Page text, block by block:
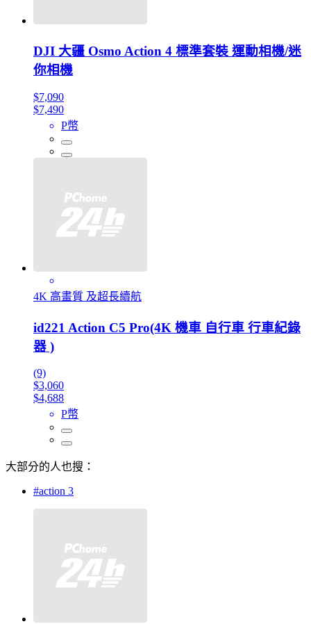
DJI 大疆 Osmo Action 4 標準套裝 運動相機/迷
你相機
$7,090
$7,490
P幣
4K 高畫質 及超長續航
id221 Action C5 Pro(4K 機車 自行車 行車紀錄
器 )
(9)
$3,060
$4,688
P幣
大部分的人也搜：
#action 3